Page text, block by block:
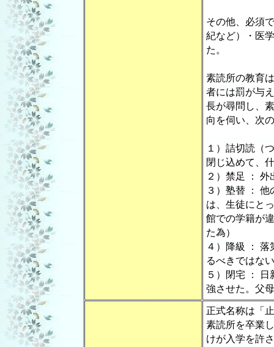
その他、必須
紀など）・医
た。
素読所の教育
者には罰が与
長が尋問し、
向を伺い、次
１）詰切読（
閉じ込めて、
２）禁足 ：
３）塾替 ：
は、生徒にと
館での学籍が
た為）
４）降級 ：
るべきではな
５）閉宅 ：
強させた。父
正式名称は「
素読所を卒業
けが入学を許